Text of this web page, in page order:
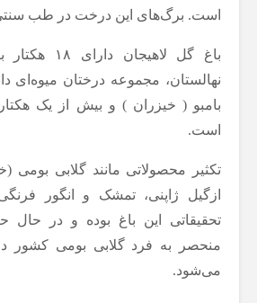
است. برگ‌های این درخت در طب
نهالستان، مجموعه درختان میوه‌ای
بامبو ( خیزران ) و بیش از یک
است.
تکثیر محصولاتی مانند گلابی بومی
ازگیل ژاپنی، تمشک و انگور
تحقیقاتی این باغ بوده و در حال
منحصر به فرد گلابی بومی کشور
می‌شود.